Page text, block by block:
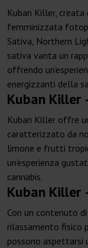
Kuban Killer, creata
femminizzata
Sativa, Northern
sativa vanta un
offrendo
energizzanti della
Kuban Killer
Kuban Killer offre
caratterizzato da
limone e frutti
un’esperienza
cannabis.
Kuban
Con un contenuto
rilassamento fisico
possono